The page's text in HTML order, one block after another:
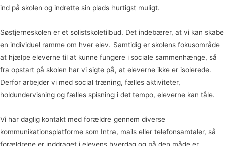
ind på skolen og indrette sin plads hurtigst muligt.
Søstjerneskolen er et solistskoletilbud. Det indebærer, at vi kan skabe
en individuel ramme om hver elev. Samtidig er skolens fokusområde
at hjælpe eleverne til at kunne fungere i sociale sammenhænge, så
fra opstart på skolen har vi sigte på, at eleverne ikke er isolerede.
Derfor arbejder vi med social træning, fælles aktiviteter,
holdundervisning og fælles spisning i det tempo, eleverne kan tåle.
Vi har daglig kontakt med forældre gennem diverse
kommunikationsplatforme som Intra, mails eller telefonsamtaler, så